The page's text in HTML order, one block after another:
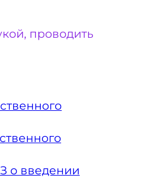
проводить
о введении